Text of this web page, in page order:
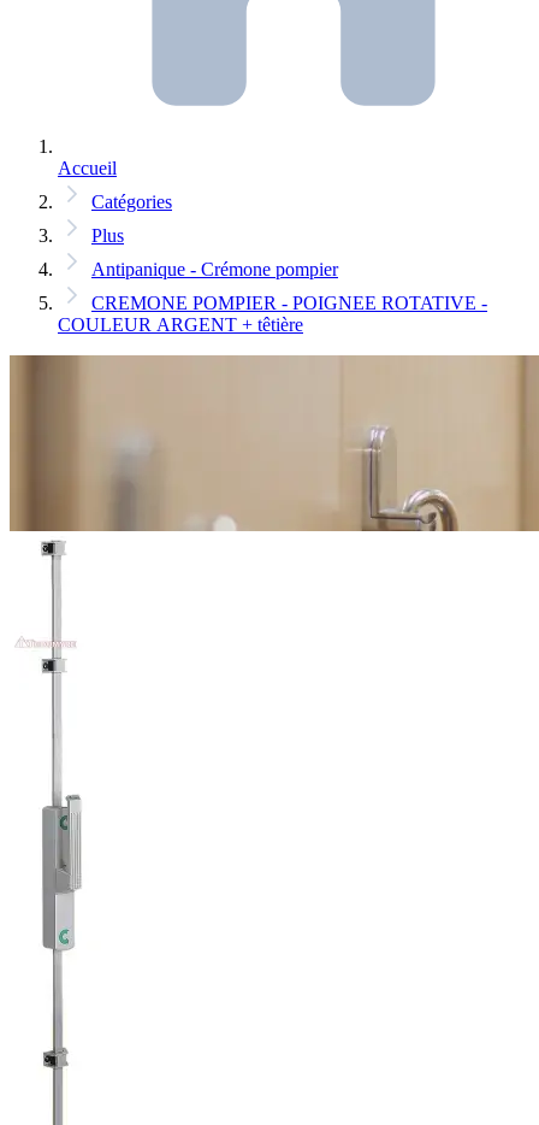
Accueil
Catégories
Plus
Antipanique - Crémone pompier
CREMONE POMPIER - POIGNEE ROTATIVE -
COULEUR ARGENT + têtière